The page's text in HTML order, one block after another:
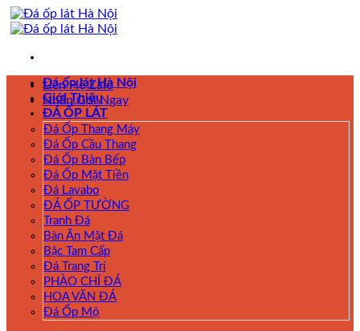
Skip
to
Liên Hệ Zalo
Nhấn Gọi Ngay
Đá ốp lát Hà Nội
Giới Thiệu
ĐÁ ỐP LÁT
Đá Ốp Thang Máy
Đá Ốp Cầu Thang
Đá Ốp Bàn Bếp
Đá Ốp Mặt Tiền
Đá Lavabo
ĐÁ ỐP TƯỜNG
Tranh Đá
Bàn Ăn Mặt Đá
Bậc Tam Cấp
Đá Trang Trí
PHÀO CHỈ ĐÁ
HOA VĂN ĐÁ
Đá Ốp Mộ